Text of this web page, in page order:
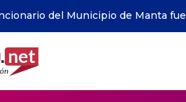
Xiplomacia: Buscar el bien